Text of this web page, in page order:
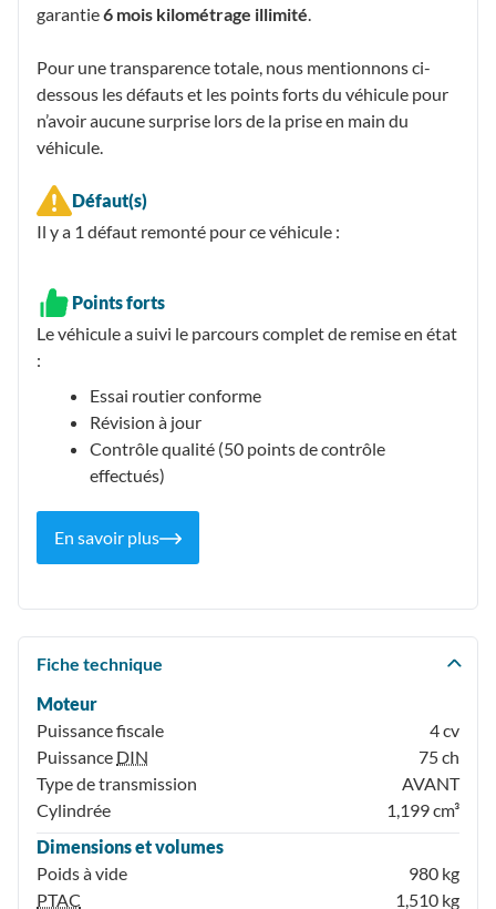
garantie6 mois kilométrage illimité.
Pour une transparence totale, nous mentionnons ci-
dessous les défauts et les points forts du véhicule pour
n’avoir aucune surprise lors de la prise en main du
véhicule.
Défaut(s)
Il y a 1 défaut remonté pour ce véhicule :
Points forts
Le véhicule a suivi le parcours complet de remise en état
:
Essai routier conforme
Révision à jour
Contrôle qualité (50 points de contrôle
effectués)
En savoir plus
Fiche technique
Moteur
Puissance fiscale
4 cv
Puissance DIN
75 ch
Type de transmission
AVANT
Cylindrée
1,199 cm³
Dimensions et volumes
Poids à vide
980 kg
PTAC
1,510 kg